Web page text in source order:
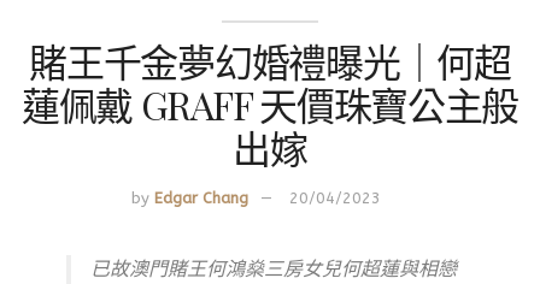
賭王千金夢幻婚禮曝光｜何超
蓮佩戴 GRAFF 天價珠寶公主般
出嫁
by Edgar Chang 20/04/2023
已故澳門賭王何鴻燊三房女兒何超蓮與相戀